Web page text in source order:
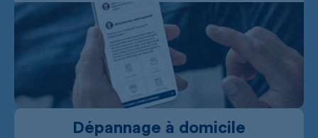
Dépannage à domicile